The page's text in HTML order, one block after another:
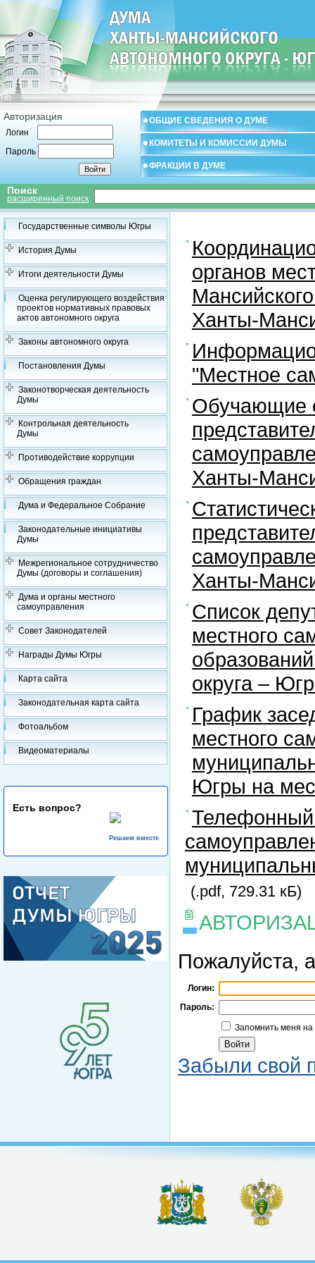
Авторизация
Логин
Пароль
ОБЩИЕ СВЕДЕНИЯ О ДУМЕ
КОМИТЕТЫ И КОМИССИИ ДУМЫ
ФРАКЦИИ В ДУМЕ
Поиск
расширенный поиск
Государственные символы Югры
История Думы
Итоги деятельности Думы
Оценка регулирующего воздействия
проектов нормативных правовых
актов автономного округа
Законы автономного округа
Постановления Думы
Законотворческая деятельность
Думы
Контрольная деятельность
Думы
Противодействие коррупции
Обращения граждан
Дума и Федеральное Собрание
Законодательные инициативы
Думы
Межрегиональное сотрудничество
Думы (договоры и соглашения)
Дума и органы местного
самоуправления
Совет Законодателей
Награды Думы Югры
Карта сайта
Законодательная карта сайта
Фотоальбом
Видеоматериалы
Есть вопрос?
Решаем вместе
органов
Ханты-
"Местное
Обучающие
Ханты-
Ханты-
Список
местного
округа –
График
местного
Югры на
Телефонный
(.pdf, 729.31 кБ)
Пожалуйста,
Логин:
Пароль:
Запомнить меня
Забыли свой